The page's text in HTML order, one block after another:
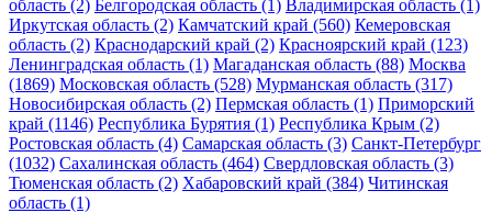
область (2) Белгородская область (1) Владимирская область (1)
Иркутская область (2) Камчатский край (560) Кемеровская
область (2) Краснодарский край (2) Красноярский край (123)
Ленинградская область (1) Магаданская область (88) Москва
(1869) Московская область (528) Мурманская область (317)
Новосибирская область (2) Пермская область (1) Приморский
край (1146) Республика Бурятия (1) Республика Крым (2)
Ростовская область (4) Самарская область (3) Санкт-Петербург
(1032) Сахалинская область (464) Свердловская область (3)
Тюменская область (2) Хабаровский край (384) Читинская
область (1)